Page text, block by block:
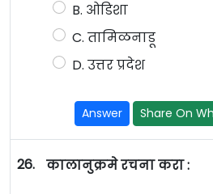
B. ओडिशा
C. तामिळनाडू
D. उत्तर प्रदेश
Answer Share On
26. कालानुक्रमे रचना करा :